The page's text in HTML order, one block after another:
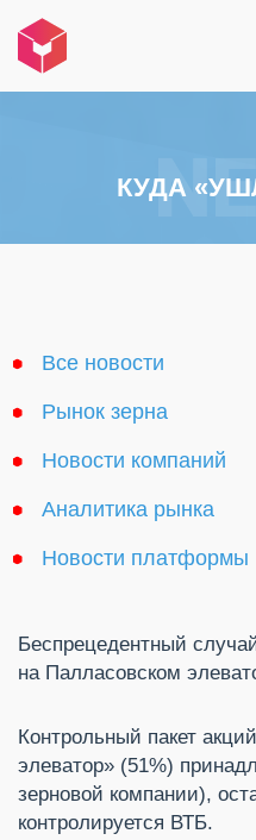
КУДА
Все новости
Рынок зерна
Новости компаний
Аналитика рынка
Новости платформы
Беспрецедентный
на Палласовском
Контрольный пакет
элеватор» (51%)
зерновой компании),
контролируется ВТБ.